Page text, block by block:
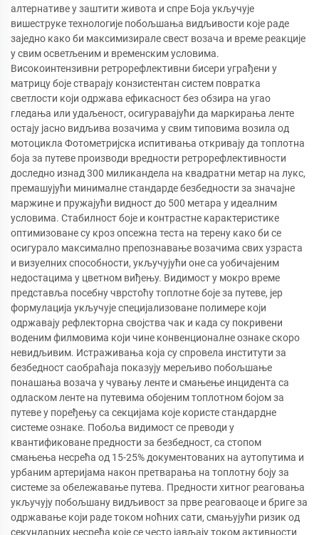
алтернативе у заштити живота и спре Боја укључује
вишеструке технологије побољшања видљивости које раде
заједно како би максимизирале свест возача и време реакције
у свим осветљеним и временским условима.
Високоинтензивни ретрорефлективни бисери уграђени у
матрицу боје стварају конзистентан систем повратка
светлости који одржава ефикасност без обзира на угао
гледања или удаљеност, осигуравајући да маркирања ленте
остају јасно видљива возачима у свим типовима возила од
мотоцикла Фотометријска испитивања откривају да топлотна
боја за путеве производи вредности ретрорефлективности
доследно изнад 300 миликандела на квадратни метар на лукс,
премашујући минималне стандарде безбедности за значајне
маржине и пружајући видност до 500 метара у идеалним
условима. Стабилност боје и контрастне карактеристике
оптимизоване су кроз опсежна теста на терену како би се
осигурало максимално препознавање возачима свих узраста
и визуелних способности, укључујући оне са уобичајеним
недостацима у цветном виђењу. Видимост у мокро време
представља посебну чврстоћу топлотне боје за путеве, јер
формулација укључује специјализоване полимере који
одржавају рефлекторна својства чак и када су покривени
воденим филмовима који чине конвенционалне ознаке скоро
невидљивим. Истраживања која су спровела институти за
безбедност саобраћаја показују мерељиво побољшање
понашања возача у чувању ленте и смањење инцидента са
одласком ленте на путевима обојеним топлотном бојом за
путеве у поређењу са секцијама које користе стандардне
системе ознаке. Побоља видимост се преводи у
квантификоване предности за безбедност, са стопом
смањења несрећа од 15-25% документованих на аутопутима и
урбаним артеријама након претварања на топлотну боју за
системе за обележавање путева. Предности хитног реаговања
укључују побољшану видљивост за прве реаговаоце и бриге за
одржавање који раде током ноћних сати, смањујући ризик од
секундарних несрећа које се често јављају током активности